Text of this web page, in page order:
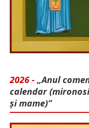
2026 - „Anul
calendar
și mame)”